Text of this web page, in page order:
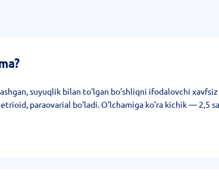
suyuqlik bilan to'lgan bo'shliqni ifodalovchi
paraovarial bo'ladi. O'lchamiga ko'ra kichik — 2,5